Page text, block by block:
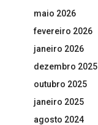
maio 2026
fevereiro 2026
janeiro 2026
dezembro 2025
outubro 2025
janeiro 2025
agosto 2024